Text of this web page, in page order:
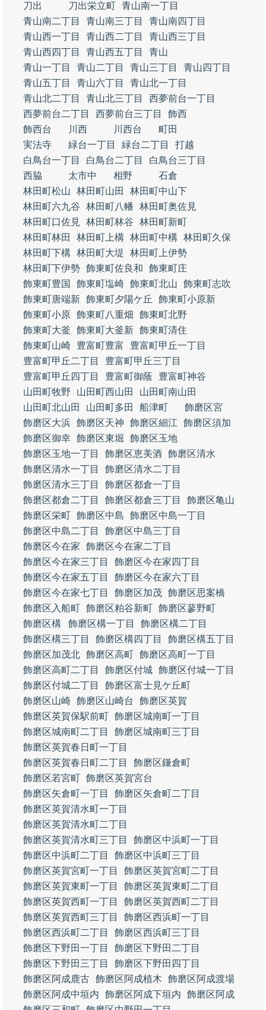
刀出
刀出栄立町 青山南一丁目
青山南二丁目
青山南三丁目
青山南四丁目
青山西一丁目
青山西二丁目
青山西三丁目
青山西四丁目
青山西五丁目
青山
青山一丁目
青山二丁目 青山三丁目
青山四丁目
青山五丁目
青山六丁目
青山北一丁目
青山北二丁目
青山北三丁目
西夢前台一丁目
西夢前台二丁目
西夢前台三丁目
飾西
飾西台
川西 川西台
町田
実法寺
緑台一丁目 緑台二丁目
打越
白鳥台一丁目
白鳥台二丁目
白鳥台三丁目
西脇
太市中 相野
石倉
林田町松山
林田町山田
林田町中山下
林田町六九谷
林田町八幡
林田町奥佐見
林田町口佐見
林田町林谷
林田町新町
林田町林田
林田町上構 林田町中構 林田町久保
林田町下構 林田町大堤
林田町上伊勢
林田町下伊勢 飾東町佐良和
飾東町庄
飾東町豊国
飾東町塩崎 飾東町北山
飾東町志吹
飾東町唐端新 飾東町夕陽ケ丘
飾東町小原新
飾東町小原 飾東町八重畑
飾東町北野
飾東町大釜
飾東町大釜新 飾東町清住
飾東町山崎
豊富町豊富
豊富町甲丘一丁目
豊富町甲丘二丁目
豊富町甲丘三丁目
豊富町甲丘四丁目
豊富町御蔭
豊富町神谷
山田町牧野
山田町西山田
山田町南山田
山田町北山田
山田町多田 船津町
飾磨区宮
飾磨区大浜 飾磨区天神 飾磨区細江
飾磨区須加
飾磨区御幸 飾磨区東堀
飾磨区玉地
飾磨区玉地一丁目
飾磨区恵美酒 飾磨区清水
飾磨区清水一丁目
飾磨区清水二丁目
飾磨区清水三丁目
飾磨区都倉一丁目
飾磨区都倉二丁目
飾磨区都倉三丁目
飾磨区亀山
飾磨区栄町 飾磨区中島
飾磨区中島一丁目
飾磨区中島二丁目
飾磨区中島三丁目
飾磨区今在家
飾磨区今在家二丁目
飾磨区今在家三丁目
飾磨区今在家四丁目
飾磨区今在家五丁目
飾磨区今在家六丁目
飾磨区今在家七丁目
飾磨区加茂 飾磨区思案橋
飾磨区入船町 飾磨区粕谷新町 飾磨区蓼野町
飾磨区構
飾磨区構一丁目
飾磨区構二丁目
飾磨区構三丁目
飾磨区構四丁目
飾磨区構五丁目
飾磨区加茂北 飾磨区高町 飾磨区高町一丁目
飾磨区高町二丁目
飾磨区付城 飾磨区付城一丁目
飾磨区付城二丁目
飾磨区富士見ケ丘町
飾磨区山崎 飾磨区山崎台
飾磨区英賀
飾磨区英賀保駅前町 飾磨区城南町一丁目
飾磨区城南町二丁目
飾磨区城南町三丁目
飾磨区英賀春日町一丁目
飾磨区英賀春日町二丁目
飾磨区鎌倉町
飾磨区若宮町 飾磨区英賀宮台
飾磨区矢倉町一丁目
飾磨区矢倉町二丁目
飾磨区英賀清水町一丁目
飾磨区英賀清水町二丁目
飾磨区英賀清水町三丁目
飾磨区中浜町一丁目
飾磨区中浜町二丁目
飾磨区中浜町三丁目
飾磨区英賀宮町一丁目
飾磨区英賀宮町二丁目
飾磨区英賀東町一丁目
飾磨区英賀東町二丁目
飾磨区英賀西町一丁目
飾磨区英賀西町二丁目
飾磨区英賀西町三丁目
飾磨区西浜町一丁目
飾磨区西浜町二丁目
飾磨区西浜町三丁目
飾磨区下野田一丁目
飾磨区下野田二丁目
飾磨区下野田三丁目
飾磨区下野田四丁目
飾磨区阿成鹿古 飾磨区阿成植木
飾磨区阿成渡場
飾磨区阿成中垣内
飾磨区阿成下垣内
飾磨区阿成